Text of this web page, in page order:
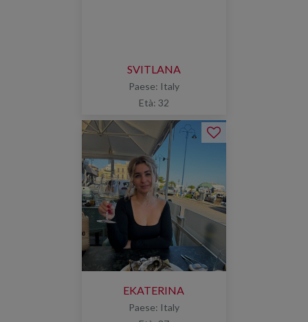
SVITLANA
Paese: Italy
Età: 32
EKATERINA
Paese: Italy